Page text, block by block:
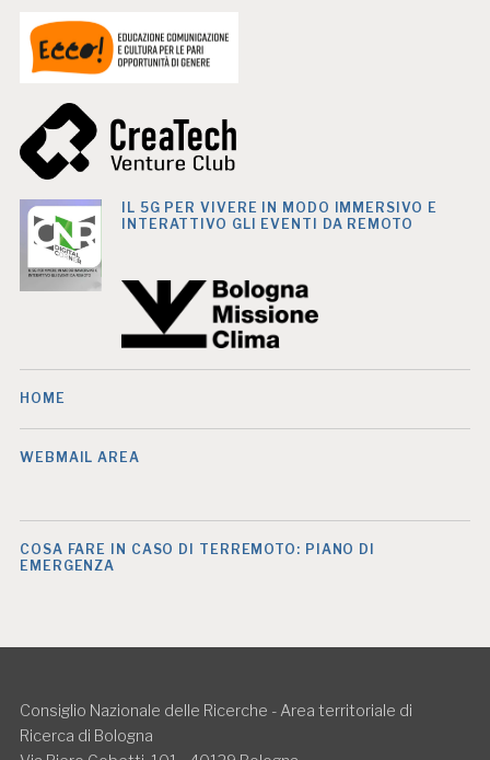
IL 5G PER VIVERE IN MODO IMMERSIVO E
INTERATTIVO GLI EVENTI DA REMOTO
HOME
WEBMAIL AREA
COSA FARE IN CASO DI TERREMOTO: PIANO DI
EMERGENZA
Consiglio Nazionale delle Ricerche - Area territoriale di
Ricerca di Bologna